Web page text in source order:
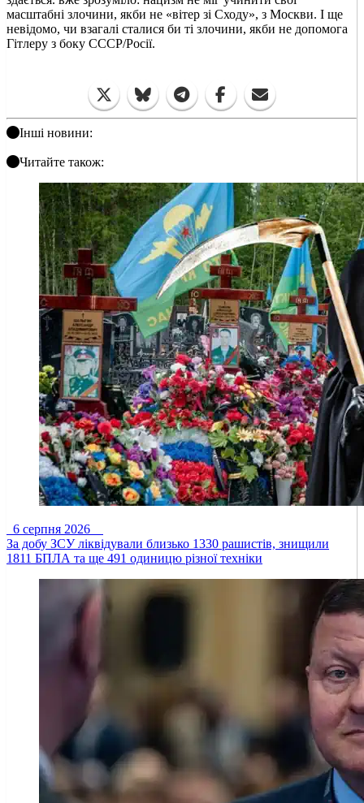
масштабні злочини, якби не «вітер зі Сходу», з Москви. І ще
невідомо, чи взагалі сталися би ті злочини, якби не допомога
Гітлеру з боку СССР/Росії.
Інші новини:
Читайте також:
6 серпня 2026
За добу ЗСУ ліквідували близько 1330 рашистів, знищили
1811 БПЛА та ще 491 одиницю різної техніки